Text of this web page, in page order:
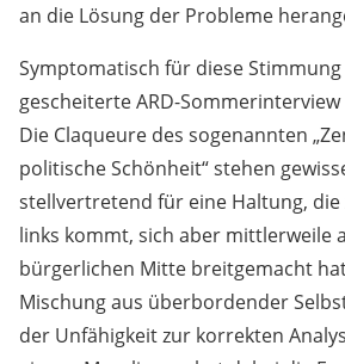
an die Lösung der Probleme
Symptomatisch für diese Stimmung
gescheiterte ARD-
Die Claqueure des sogenannten
politische Schönheit“ stehen
stellvertretend für eine Haltung, die
links kommt, sich aber mittlerweile
bürgerlichen Mitte breitgemacht
Mischung aus überbordender
der Unfähigkeit zur korrekten